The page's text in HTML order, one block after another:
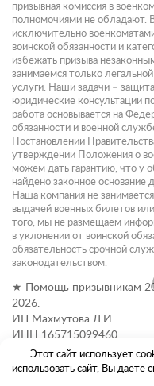
призывная комиссия в
полномочиями не обладают.
исключительно
воинской обязанности и
избежать призыва
занимаемся только
услуги. Наши задачи –
юридические консультации
работа основывается на
обязанности и военной
Постановлении
утверждении Положения о
можем дать гарантию, что у
найдено законное
Наша компания не
выдачей военных билетов
того, мы не размещаем
в уклонении от воинской
обязательность срочной
законодательством.
★ Помощь призывникам
2026.
ИП Махмутова Л.И.
ИНН 165715099460
Этот сайт использует
использовать сайт, Вы даете